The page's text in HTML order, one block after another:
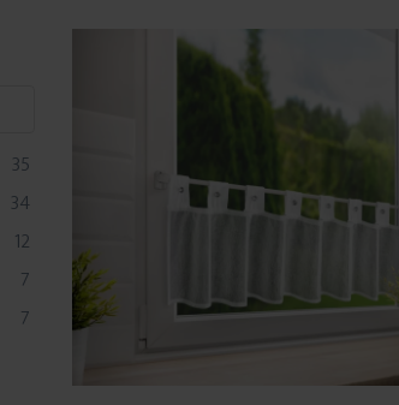
35
produkty
34
produkty
12
produkty
7
produkty
7
produkty